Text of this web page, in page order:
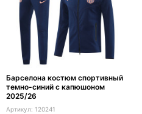
Барселона костюм спортивный
темно-синий с капюшоном
2025/26
120241